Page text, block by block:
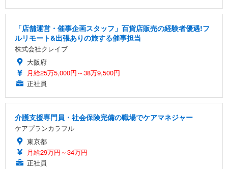
「店舗運営・催事企画スタッフ」百貨店販売の経験者優遇!フ
ルリモート&出張ありの旅する催事担当
株式会社クレイブ
大阪府
月給25万5,000円～38万9,500円
正社員
介護支援専門員・社会保険完備の職場でケアマネジャー
ケアプランカラフル
東京都
月給29万円～34万円
正社員